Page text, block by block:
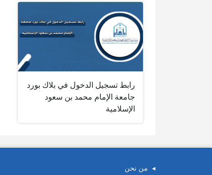
رابط تسجيل الدخول في بلاك بورد
جامعة الإمام محمد بن سعود
الإسلامية
من نحن